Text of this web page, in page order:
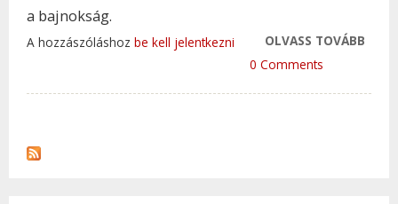
a bajnokság.
OLVASS TOVÁBB
A hozzászóláshoz be kell jelentkezni
0 Comments